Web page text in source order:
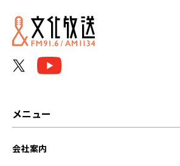
メニュー
会社案内